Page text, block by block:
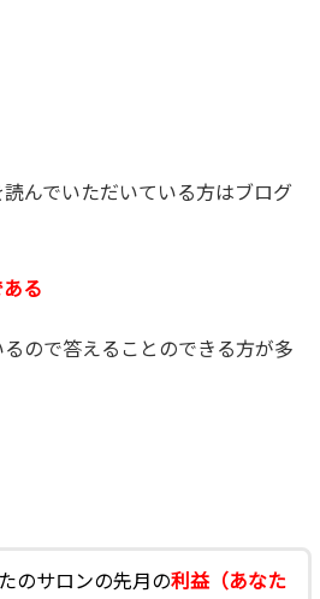
んでいただいている方はブログ
ある
ので答えることのできる方が多
のサロンの先月の利益（あなた